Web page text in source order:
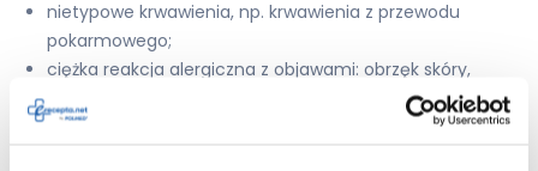
nietypowe krwawienia, np. krwawienia z przewodu
pokarmowego;
ciężka reakcja alergiczna z objawami: obrzęk skóry,
języka, warg, krtani lub twarzy, trudności w oddychaniu,
trudności w połykaniu, pokrzywka;